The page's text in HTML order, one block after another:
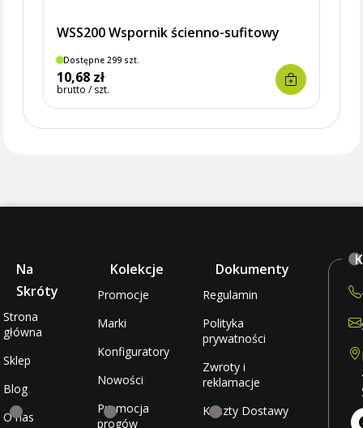
WSS200 Wspornik ścienno-sufitowy
Dostępne 299 szt.
10,68 zł
brutto / szt.
Na
Skróty
Strona
główna
Sklep
Blog
O nas
Kolekcje
Promocje
Marki
Konfiguratory
Nowości
Promocja
progów
Dokumenty
Regulamin
Polityka
prywatności
Zwroty i
reklamacje
Koszty Dostawy